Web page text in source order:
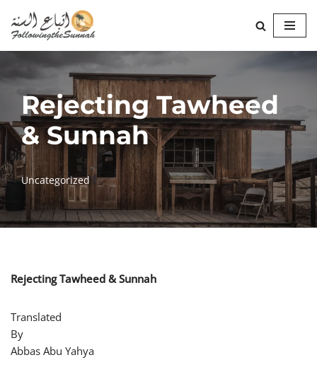
Skip
to
Rejecting Tawheed
& Sunnah
Uncategorized
Rejecting Tawheed & Sunnah
Translated
By
Abbas Abu Yahya